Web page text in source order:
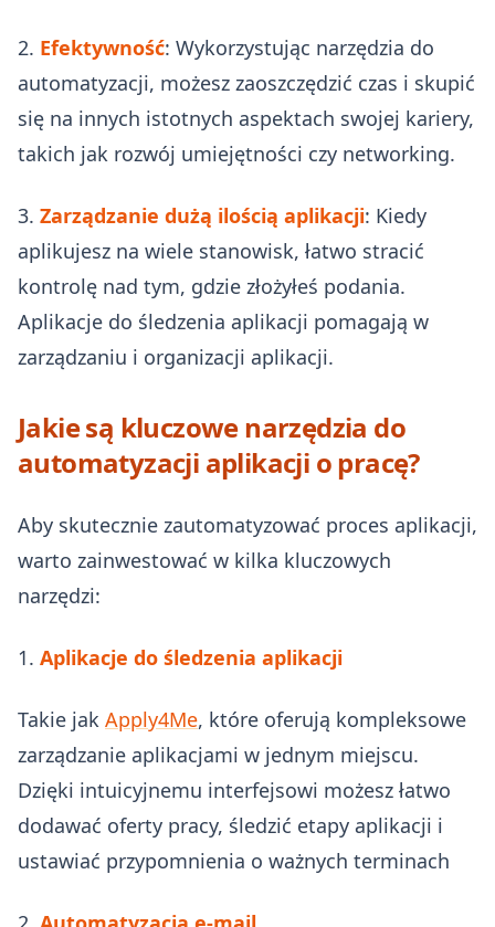
2. Efektywność: Wykorzystując narzędzia do
automatyzacji, możesz zaoszczędzić czas i skupić
się na innych istotnych aspektach swojej kariery,
takich jak rozwój umiejętności czy networking.
3. Zarządzanie dużą ilością aplikacji: Kiedy
aplikujesz na wiele stanowisk, łatwo stracić
kontrolę nad tym, gdzie złożyłeś podania.
Aplikacje do śledzenia aplikacji pomagają w
zarządzaniu i organizacji aplikacji.
Jakie są kluczowe narzędzia do
automatyzacji aplikacji o pracę?
Aby skutecznie zautomatyzować proces aplikacji,
warto zainwestować w kilka kluczowych
narzędzi:
1. Aplikacje do śledzenia aplikacji
Takie jak Apply4Me, które oferują kompleksowe
zarządzanie aplikacjami w jednym miejscu.
Dzięki intuicyjnemu interfejsowi możesz łatwo
dodawać oferty pracy, śledzić etapy aplikacji i
ustawiać przypomnienia o ważnych terminach